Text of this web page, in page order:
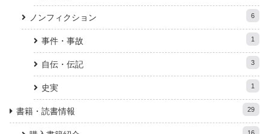
ノンフィクション 6
事件・事故 1
自伝・伝記 3
史実 1
書籍・読書情報 29